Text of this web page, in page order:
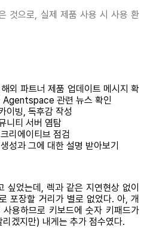
것으로, 실제 제품 사용 시 사용 환
외 파트너 제품 업데이트 메시지 확
Agentspace 관련 뉴스 확인
이빙, 독후감 작성
니티 서버 염탐
리에이티브 점검
성과 그에 대한 설명 받아보기
싶었는데, 렉과 같은 지연현상 없이
포장할 거리가 별로 없었다. 아, 개
용하므로 키보드에 숫자 키패드가
겠지만) 내게는 추가 점수였다.